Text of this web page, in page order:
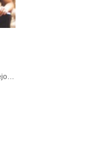
2013 | Fleur | Azulejo | Cubo | Alvorada